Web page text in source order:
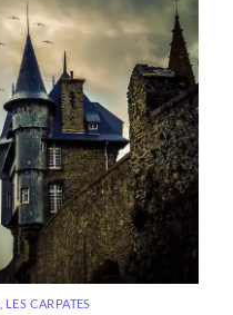
LES CARPATES